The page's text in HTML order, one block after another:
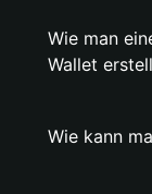
Wie man
Wallet
Wie kann